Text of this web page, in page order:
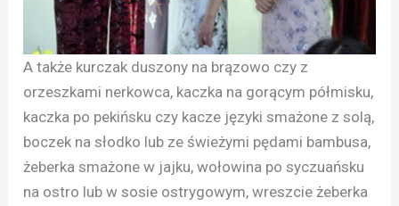
A także kurczak duszony na brązowo czy z
orzeszkami nerkowca, kaczka na gorącym półmisku,
kaczka po pekińsku czy kacze języki smażone z solą,
boczek na słodko lub ze świeżymi pędami bambusa,
żeberka smażone w jajku, wołowina po syczuańsku
na ostro lub w sosie ostrygowym, wreszcie żeberka